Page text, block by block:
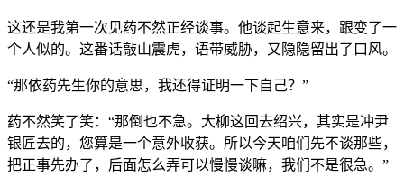
这还是我第一次见药不然正经谈事。他谈起生意来，跟变了一
个人似的。这番话敲山震虎，语带威胁，又隐隐留出了口风。
“那依药先生你的意思，我还得证明一下自己？”
药不然笑了笑：“那倒也不急。大柳这回去绍兴，其实是冲尹
银匠去的，您算是一个意外收获。所以今天咱们先不谈那些，
把正事先办了，后面怎么弄可以慢慢谈嘛，我们不是很急。”